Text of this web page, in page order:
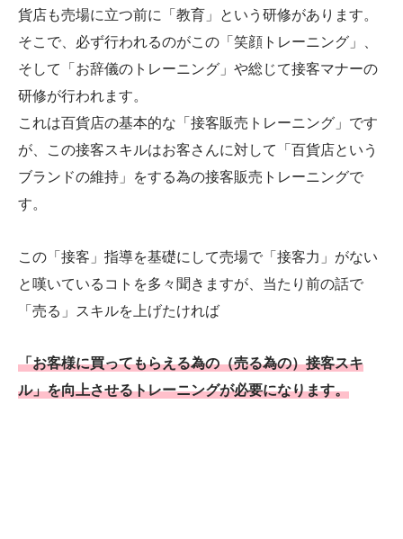
貨店も売場に立つ前に「教育」という研修があります。
そこで、必ず行われるのがこの「笑顔トレーニング」、
そして「お辞儀のトレーニング」や総じて接客マナーの
研修が行われます。
これは百貨店の基本的な「接客販売トレーニング」です
が、この接客スキルはお客さんに対して「百貨店という
ブランドの維持」をする為の接客販売トレーニングで
す。
この「接客」指導を基礎にして売場で「接客力」がない
と嘆いているコトを多々聞きますが、当たり前の話で
「売る」スキルを上げたければ
「お客様に買ってもらえる為の（売る為の）接客スキ
ル」を向上させるトレーニングが必要になります。